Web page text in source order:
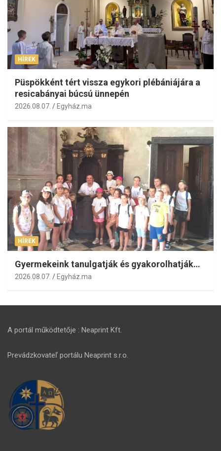
HÍREK
Püspökként tért vissza egykori plébániájára a
resicabányai búcsú ünnepén
2026.08.07. Egyház.ma
HÍREK
Gyermekeink tanulgatják és gyakorolhatják…
2026.08.07. Egyház.ma
A portál működtetője : Neaprint Kft.
Prevádzkovateľ portálu Neaprint s.r.o.